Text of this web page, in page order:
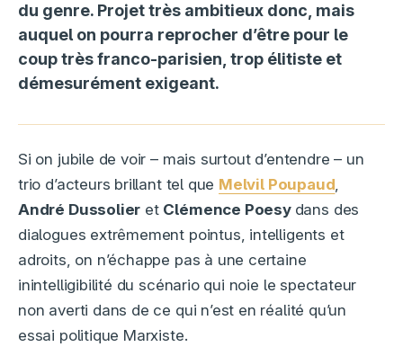
du genre. Projet très ambitieux donc, mais
auquel on pourra reprocher d’être pour le
coup très franco-parisien, trop élitiste et
démesurément exigeant.
Si on jubile de voir – mais surtout d’entendre – un
trio d’acteurs brillant tel que Melvil Poupaud,
André Dussolier et Clémence Poesy dans des
dialogues extrêmement pointus, intelligents et
adroits, on n’échappe pas à une certaine
inintelligibilité du scénario qui noie le spectateur
non averti dans de ce qui n’est en réalité qu’un
essai politique Marxiste.